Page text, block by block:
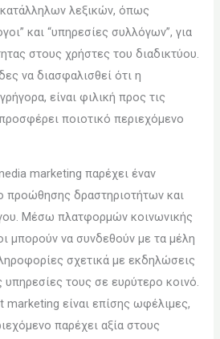
λεξικών, όπως
και “υπηρεσίες συλλόγων”, για
στους χρήστες του διαδικτύου.
να διασφαλισθεί ότι η
είναι φιλική προς τις
ποιοτικό περιεχόμενο
marketing παρέχει έναν
προώθησης δραστηριοτήτων και
Μέσω πλατφορμών κοινωνικής
μπορούν να συνδεθούν με τα μέλη
σχετικά με εκδηλώσεις
τους σε ευρύτερο κοινό.
marketing είναι επίσης ωφέλιμες,
παρέχει αξία στους